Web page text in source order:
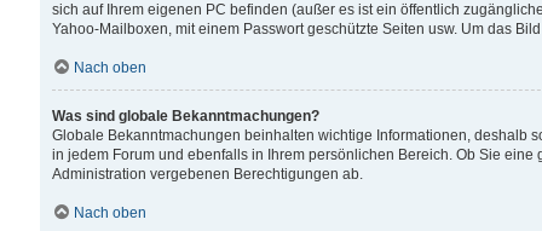
sich auf Ihrem eigenen PC befinden (außer es ist ein öffentlich
Yahoo-Mailboxen, mit einem Passwort geschützte Seiten usw. Um das
Nach oben
Was sind globale Bekanntmachungen?
Globale Bekanntmachungen beinhalten wichtige Informationen, deshalb
in jedem Forum und ebenfalls in Ihrem persönlichen Bereich. Ob Sie
Administration vergebenen Berechtigungen ab.
Nach oben